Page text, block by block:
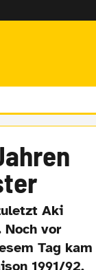
Aki
vor
Tag kam
1991/92,